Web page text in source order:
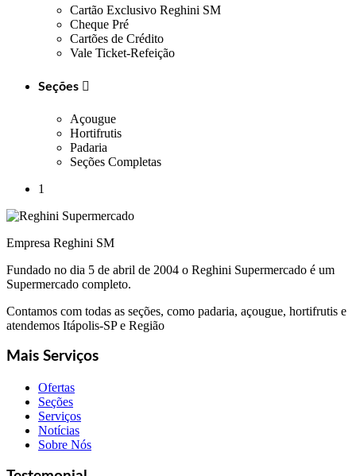
Cartão Exclusivo Reghini SM
Cheque Pré
Cartões de Crédito
Vale Ticket-Refeição
Seções 
Açougue
Hortifrutis
Padaria
Seções Completas
1
Empresa Reghini SM
Fundado no dia 5 de abril de 2004 o Reghini Supermercado é um
Supermercado completo.
Contamos com todas as seções, como padaria, açougue, hortifrutis e
atendemos Itápolis-SP e Região
Mais Serviços
Ofertas
Seções
Serviços
Notícias
Sobre Nós